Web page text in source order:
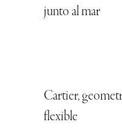
junto al mar
Cartier,
flexible